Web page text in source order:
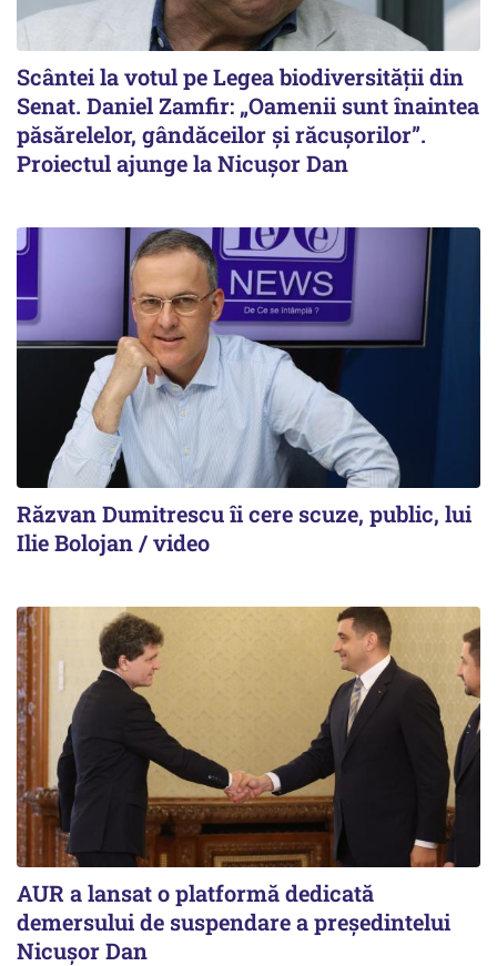
Scântei la votul pe Legea biodiversității din
Senat. Daniel Zamfir: „Oamenii sunt înaintea
păsărelelor, gândăceilor și răcușorilor”.
Proiectul ajunge la Nicușor Dan
Răzvan Dumitrescu îi cere scuze, public, lui
Ilie Bolojan / video
AUR a lansat o platformă dedicată
demersului de suspendare a președintelui
Nicușor Dan